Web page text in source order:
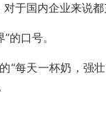
于国内企业来说都
的口号。
每天一杯奶，强